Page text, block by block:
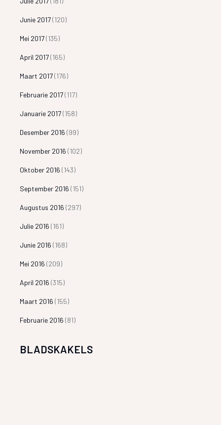
Junie 2017(120)
Mei 2017(135)
April 2017(165)
Maart 2017(176)
Februarie 2017(117)
Januarie 2017(158)
Desember 2016 (99)
November 2016 (102)
Oktober 2016 (143)
September 2016 (151)
Augustus 2016 (297)
Julie 2016 (161)
Junie 2016 (168)
Mei 2016 (209)
April 2016 (315)
Maart 2016 (155)
Februarie 2016 (81)
BLADSKAKELS